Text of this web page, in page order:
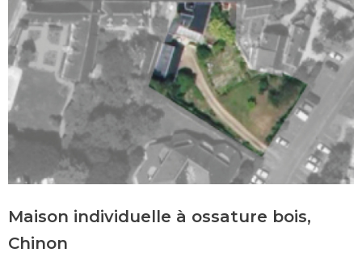
Maison individuelle à ossature bois,
Chinon